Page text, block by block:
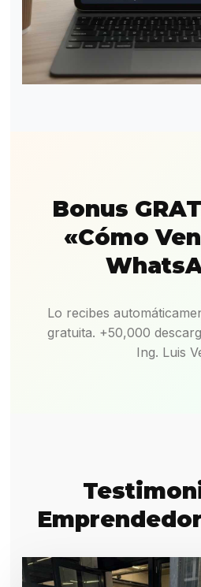
Bonus
«Cómo
Lo recibes
gratuita. +50,000
Ing. Luis